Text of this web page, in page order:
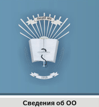
Сведения об ОО